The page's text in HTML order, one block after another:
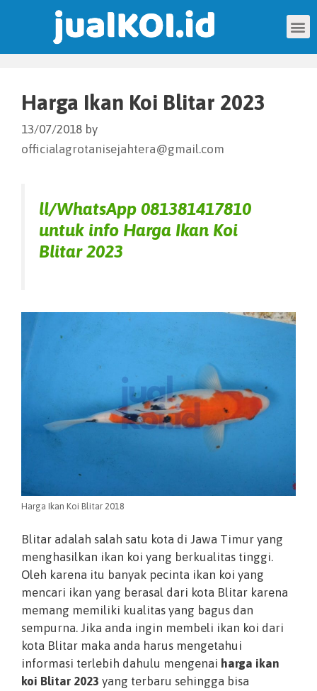
Harga Ikan Koi Blitar 2023
13/07/2018 by
officialagrotanisejahtera@gmail.com
ll/WhatsApp 081381417810
untuk info Harga Ikan Koi
Blitar 2023
Harga Ikan Koi Blitar 2018
Blitar adalah salah satu kota di Jawa Timur yang
menghasilkan ikan koi yang berkualitas tinggi.
Oleh karena itu banyak pecinta ikan koi yang
mencari ikan yang berasal dari kota Blitar karena
memang memiliki kualitas yang bagus dan
sempurna. Jika anda ingin membeli ikan koi dari
kota Blitar maka anda harus mengetahui
informasi terlebih dahulu mengenai harga ikan
koi Blitar 2023 yang terbaru sehingga bisa